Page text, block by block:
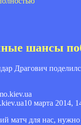
шансы
Драгович
10 марта 2014,
матч для нас,